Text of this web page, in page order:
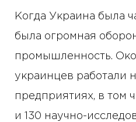
Когда Украина была
была огромная
промышленность.
украинцев работали
предприятиях, в том
и 130 научно-